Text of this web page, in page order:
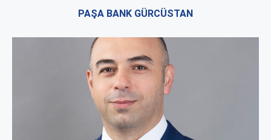
PAŞA BANK GÜRCÜSTAN